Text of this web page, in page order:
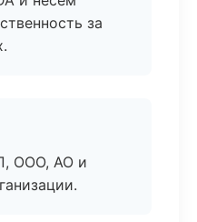
за
ООО, АО и